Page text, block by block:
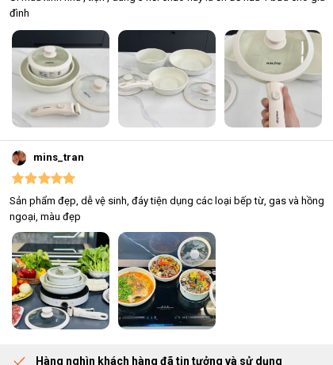
đình
mins_tran
Sản phẩm đẹp, dễ vệ sinh, đáy tiện dụng các loại bếp từ, gas và hồng
ngoại, màu đẹp
Hàng nghìn khách hàng đã tin tưởng và sử dụng